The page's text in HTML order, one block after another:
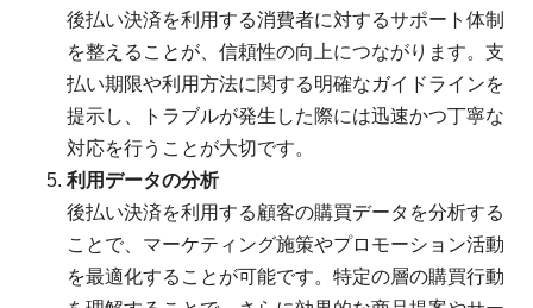
後払い決済を利用する消費者に対するサポート体制
を整えることが、信頼性の向上につながります。支
払い期限や利用方法に関する明確なガイドラインを
提示し、トラブルが発生した際には迅速かつ丁寧な
対応を行うことが大切です。
利用データの分析
後払い決済を利用する顧客の購買データを分析する
ことで、マーケティング施策やプロモーション活動
を最適化することが可能です。特定の層の購買行動